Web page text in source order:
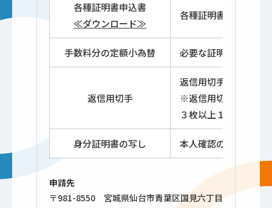
各種証明書申込書
≪ダウンロード≫
各種証明書申込書に
手数料分の定額小為替 必要な証明書の手数
返信用切手
返信用切手 証明書発
※返信用切手の目安
３枚以上１８０円（
身分証明書の写し 本人確認のため身分
申請先
〒981-8550 宮城県仙台市青葉区国見六丁目